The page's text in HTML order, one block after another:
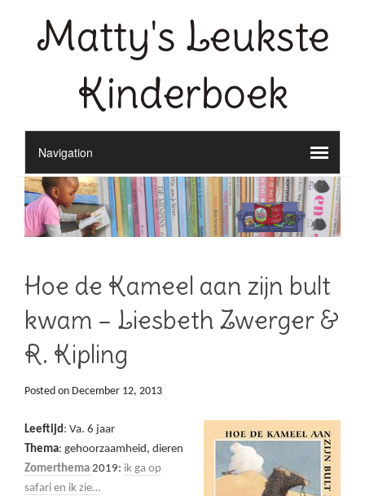
Matty's Leukste
Kinderboek
Hoe de Kameel aan zijn bult
kwam – Liesbeth Zwerger &
R. Kipling
Posted on December 12, 2013
Leeftijd: Va. 6 jaar
Thema: gehoorzaamheid, dieren
Zomerthema 2019: ik ga op
safari en ik zie…